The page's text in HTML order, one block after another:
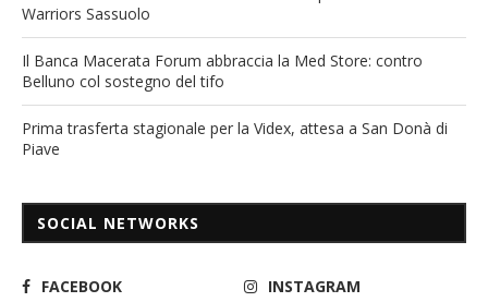
Warriors Sassuolo
Il Banca Macerata Forum abbraccia la Med Store: contro
Belluno col sostegno del tifo
Prima trasferta stagionale per la Videx, attesa a San Donà di
Piave
SOCIAL NETWORKS
FACEBOOK
INSTAGRAM